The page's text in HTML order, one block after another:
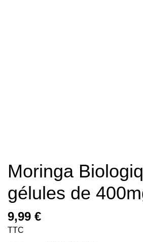
Moringa
gélules de
9,99 €
TTC